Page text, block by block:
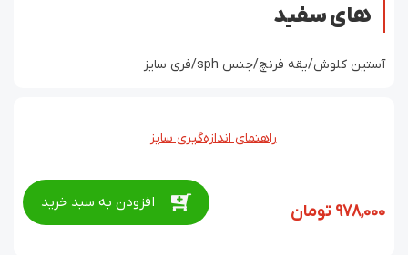
های سفید
آستین کلوش/یقه فرنچ/جنس sph/فری سایز
راهنمای اندازه‌گیری سایز
978,000 تومان افزودن به سبد خرید